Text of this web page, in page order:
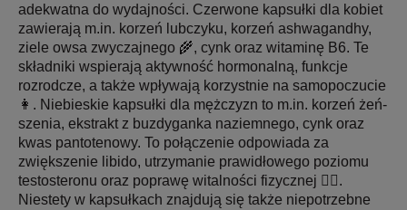
adekwatna do wydajności. Czerwone kapsułki dla kobiet
zawierają m.in. korzeń lubczyku, korzeń ashwagandhy,
ziele owsa zwyczajnego 🌾, cynk oraz witaminę B6. Te
składniki wspierają aktywność hormonalną, funkcje
rozrodcze, a także wpływają korzystnie na samopoczucie
👩. Niebieskie kapsułki dla mężczyzn to m.in. korzeń żeń-
szenia, ekstrakt z buzdyganka naziemnego, cynk oraz
kwas pantotenowy. To połączenie odpowiada za
zwiększenie libido, utrzymanie prawidłowego poziomu
testosteronu oraz poprawę witalności fizycznej 🏋️‍♂️.
Niestety w kapsułkach znajdują się także niepotrzebne